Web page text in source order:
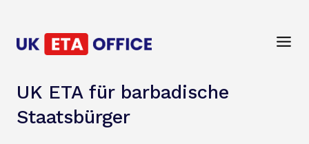
UK ETA für barbadische
Staatsbürger